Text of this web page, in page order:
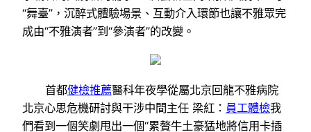
“舞臺”，沉醉式體驗場景、互動介入環節也讓不雅眾完
成由“不雅演者”到“參演者”的改變。
首都健檢推薦醫科年夜學從屬北京回龍不雅病院
北京心思危機研討與干涉中間主任 梁紅： 員工體檢我
們看到一個笑劇甩出一個“累贅牛土豪猛地將信用卡插